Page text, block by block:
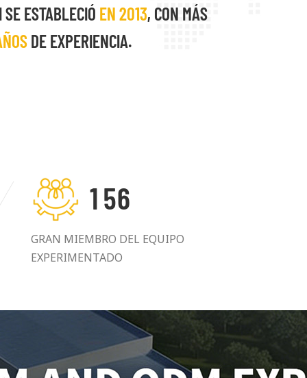
SE ESTABLECIÓ EN 2013, CON MÁS
DE EXPERIENCIA.
156
GRAN MIEMBRO DEL EQUIPO
EXPERIMENTADO